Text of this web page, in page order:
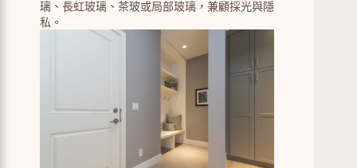
璃、長虹玻璃、茶玻或局部玻璃，兼顧採光與隱
私。